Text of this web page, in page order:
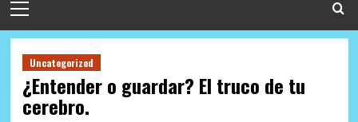
Menu
Uncategorized
¿Entender o guardar? El truco de tu
cerebro.